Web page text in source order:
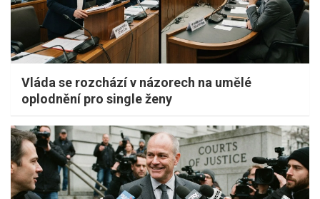
Vláda se rozchází v názorech na umělé
oplodnění pro single ženy